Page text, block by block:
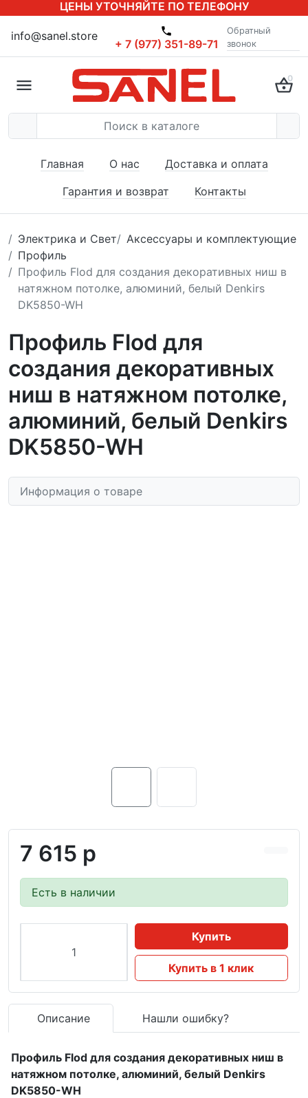
ЦЕНЫ УТОЧНЯЙТЕ ПО ТЕЛЕФОНУ
info@sanel.store
+ 7 (977) 351-89-71
Обратный
звонок
0
Главная О нас
Доставка и оплата
Гарантия и возврат
Контакты
Электрика и Свет
Аксессуары и комплектующие
Профиль
Профиль Flod для создания декоративных ниш в
натяжном потолке, алюминий, белый Denkirs
DK5850-WH
Профиль Flod для
создания декоративных
ниш в натяжном потолке,
алюминий, белый Denkirs
DK5850-WH
Информация о товаре
7 615 р
Есть в наличии
Купить
Купить в 1 клик
Описание Нашли ошибку?
Профиль Flod для создания декоративных ниш в
натяжном потолке, алюминий, белый Denkirs
DK5850-WH